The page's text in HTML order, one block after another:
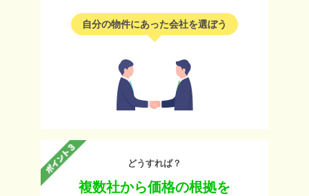
自分の物件にあった会社を選ぼう
どうすれば？
複数社から価格の根拠を